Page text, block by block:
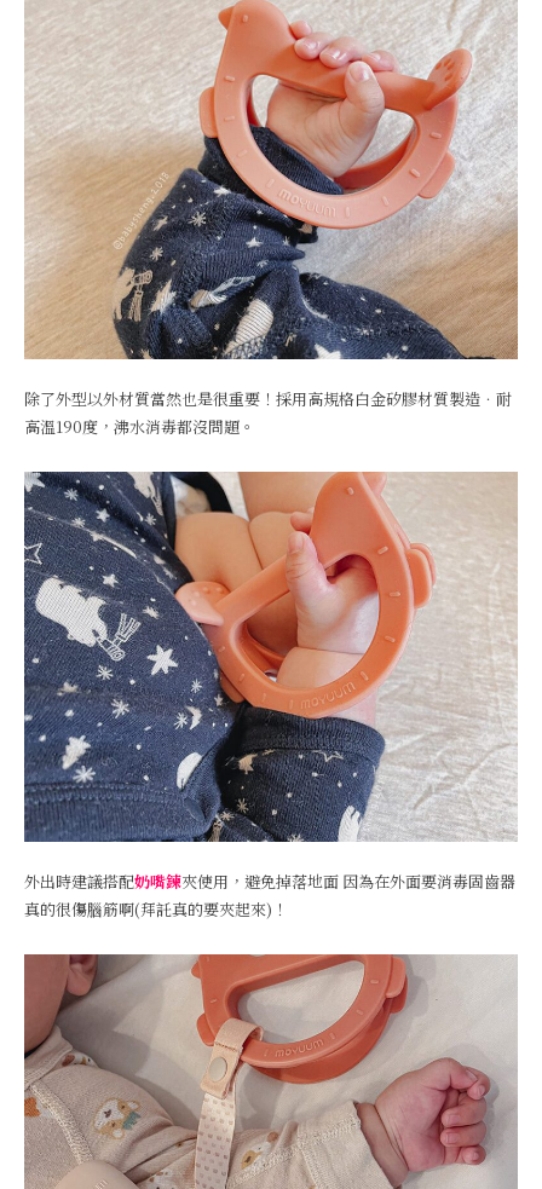
除了外型以外材質當然也是很重要！採用高規格白金矽膠材質製造．耐
高溫190度，沸水消毒都沒問題。
外出時建議搭配奶嘴鍊夾使用，避免掉落地面 因為在外面要消毒固齒器
真的很傷腦筋啊(拜託真的要夾起來)！